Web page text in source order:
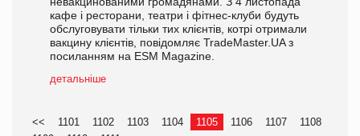
кафе і ресторани, театри і фітнес-клуби будуть
обслуговувати тільки тих клієнтів, котрі отримали
вакцину клієнтів, повідомляє TradeMaster.UA з
посиланням на ESM Magazine.
детальніше
<< 1101 1102 1103 1104 1105 1106 1107
1108